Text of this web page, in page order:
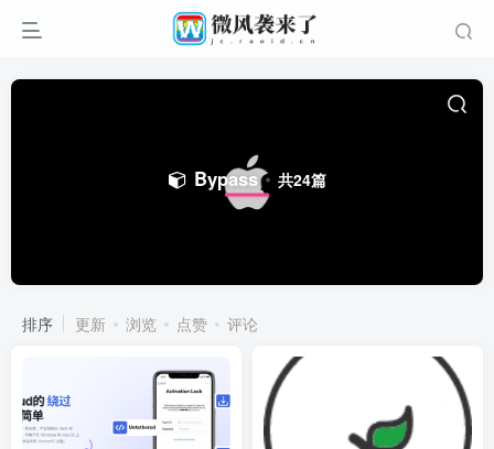
Bypass 共24篇
排序 更新 浏览 点赞 评论